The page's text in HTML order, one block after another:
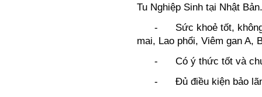
Tu Nghiệp Sinh tại Nhật Bản.
- Sức khoẻ tốt, không
mai, Lao phổi, Viêm gan A,
- Có ý thức tốt và
- Đủ điều kiện bảo